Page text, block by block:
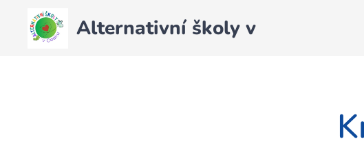
Alternativní školy v